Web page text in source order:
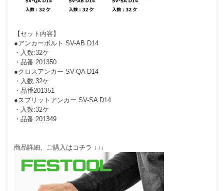
【セット内容】
●アンカーボルト SV-AB D14
・入数:32ケ
・品番:201350
●クロスアンカー SV-QA D14
・入数:32ケ
・品番201351
●スプリットアンカー SV-SA D14
・入数:32ケ
・品番:201349
商品詳細、ご購入はコチラ ↓↓↓